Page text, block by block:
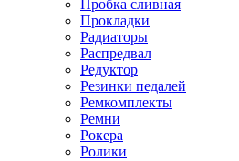
Пробка сливная
Прокладки
Радиаторы
Распредвал
Редуктор
Резинки педалей
Ремкомплекты
Ремни
Рокера
Ролики